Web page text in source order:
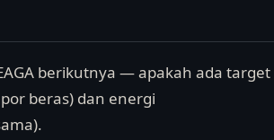
berikutnya — apakah ada target
beras) dan energi